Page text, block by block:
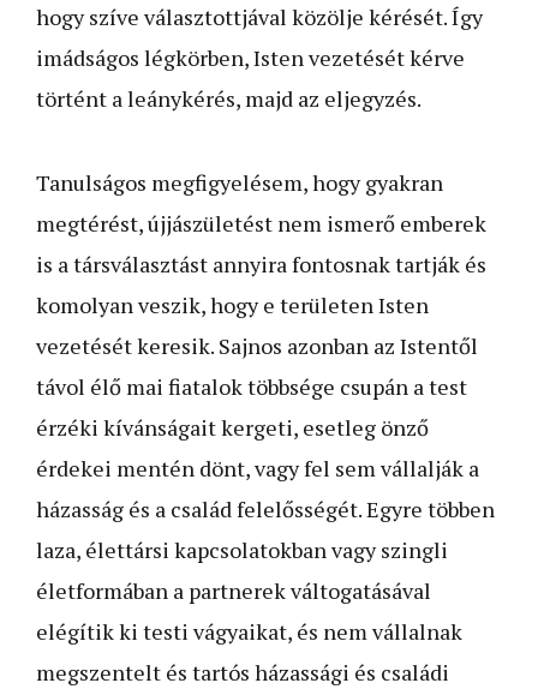
hogy szíve választottjával közölje kérését. Így
imádságos légkörben, Isten vezetését kérve
történt a leánykérés, majd az eljegyzés.
Tanulságos megfigyelésem, hogy gyakran
megtérést, újjászületést nem ismerő emberek
is a társválasztást annyira fontosnak tartják és
komolyan veszik, hogy e területen Isten
vezetését keresik. Sajnos azonban az Istentől
távol élő mai fiatalok többsége csupán a test
érzéki kívánságait kergeti, esetleg önző
érdekei mentén dönt, vagy fel sem vállalják a
házasság és a család felelősségét. Egyre többen
laza, élettársi kapcsolatokban vagy szingli
életformában a partnerek váltogatásával
elégítik ki testi vágyaikat, és nem vállalnak
megszentelt és tartós házassági és családi